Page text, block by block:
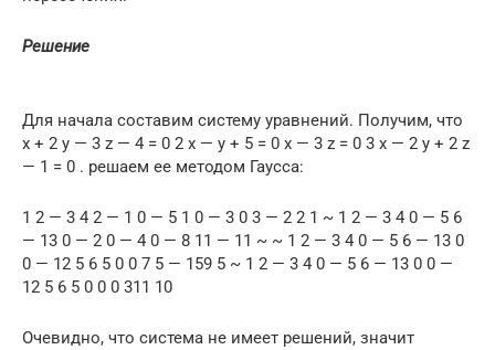
Решение
Для начала составим систему уравнений. Получим, что
x + 2 y — 3 z — 4 = 0 2 x — y + 5 = 0 x — 3 z = 0 3 x — 2 y + 2 z
— 1 = 0 . решаем ее методом Гаусса:
1 2 — 3 4 2 — 1 0 — 5 1 0 — 3 0 3 — 2 2 1 ~ 1 2 — 3 4 0 — 5 6
— 13 0 — 2 0 — 4 0 — 8 11 — 11 ~ ~ 1 2 — 3 4 0 — 5 6 — 13 0
0 — 12 5 6 5 0 0 7 5 — 159 5 ~ 1 2 — 3 4 0 — 5 6 — 13 0 0 —
12 5 6 5 0 0 0 311 10
Очевидно, что система не имеет решений, значит